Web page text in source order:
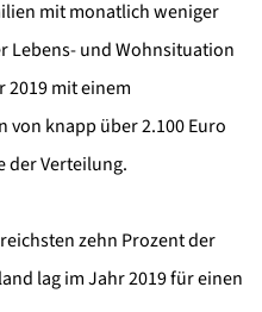
mit monatlich weniger
Lebens- und Wohnsituation
2019 mit einem
knapp über 2.100 Euro
der Verteilung.
zehn Prozent der
lag im Jahr 2019 für einen